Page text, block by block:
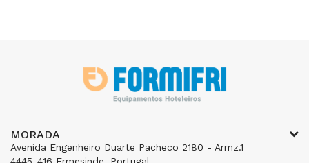
MORADA
Avenida Engenheiro Duarte Pacheco 2180 - Armz.1